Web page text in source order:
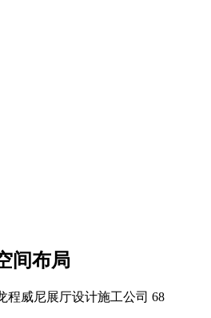
间布局
程威尼展厅设计施工公司 68